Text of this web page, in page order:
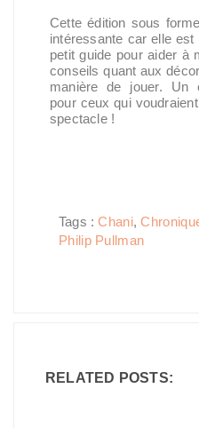
Cette édition sous
intéressante car elle
petit guide pour aider à
conseils quant aux
manière de jouer. Un
pour ceux qui
spectacle !
Tags :Chani,
Philip Pullman
RELATED POSTS: